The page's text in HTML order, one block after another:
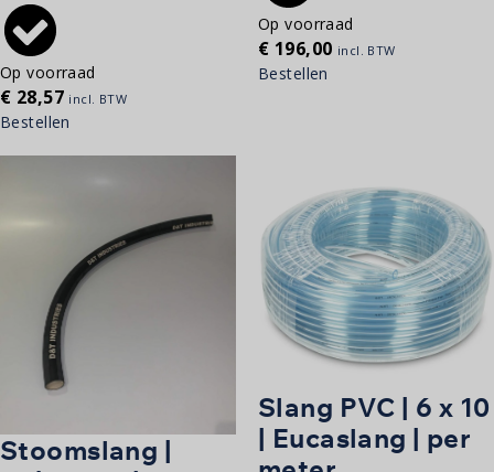
Op voorraad
€ 28,57 incl. BTW
Bestellen
Op voorraad
€ 196,00 incl. BTW
Bestellen
Stoomslang |
Slang PVC | 6 x 10
| Eucaslang | per